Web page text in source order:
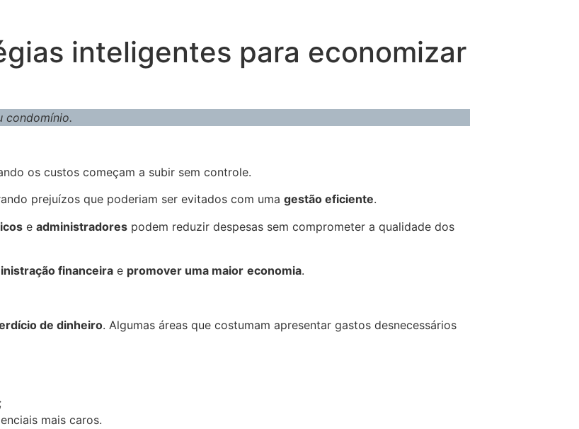
inteligentes para economizar
condomínio.
os custos começam a subir sem controle.
prejuízos que poderiam ser evitados com uma gestão eficiente.
e administradores podem reduzir despesas sem comprometer a qualidade dos
financeira e promover uma maior economia.
de dinheiro. Algumas áreas que costumam apresentar gastos desnecessários
mais caros.